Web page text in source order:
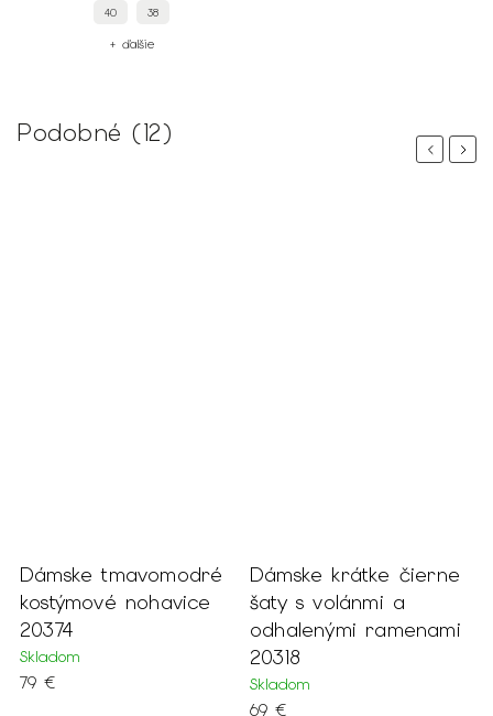
40 38
+ ďalšie
Podobné (12)
Previous
Dámske krátke čierne
šaty s volánmi a
odhalenými ramenami
Dámsky krátky
svetlosivý
kabát 22905
Next